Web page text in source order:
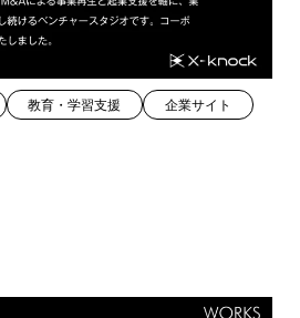
教育・学習支援 企業サイト